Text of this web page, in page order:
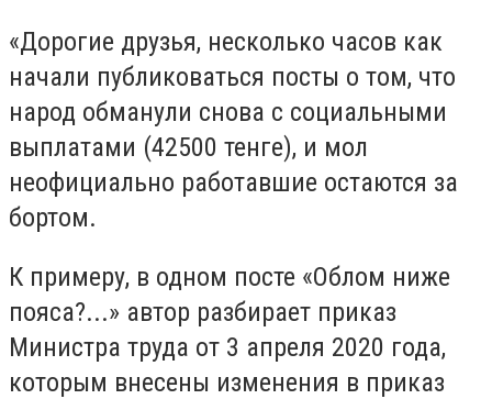
«Дорогие друзья, несколько часов как
начали публиковаться посты о том, что
народ обманули снова с социальными
выплатами (42500 тенге), и мол
неофициально работавшие остаются за
бортом.
К примеру, в одном посте «Облом ниже
пояса?...» автор разбирает приказ
Министра труда от 3 апреля 2020 года,
которым внесены изменения в приказ